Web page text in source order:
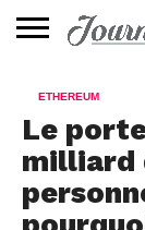
📰
EVALUATION
GUIDE
TENDANCES
À
CONTACTEZ-
ETHEREUM
Le
milliard